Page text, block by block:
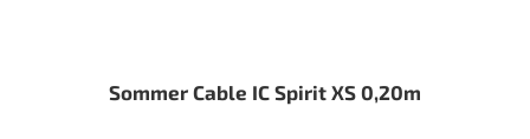
Sommer Cable IC Spirit XS 0,20m